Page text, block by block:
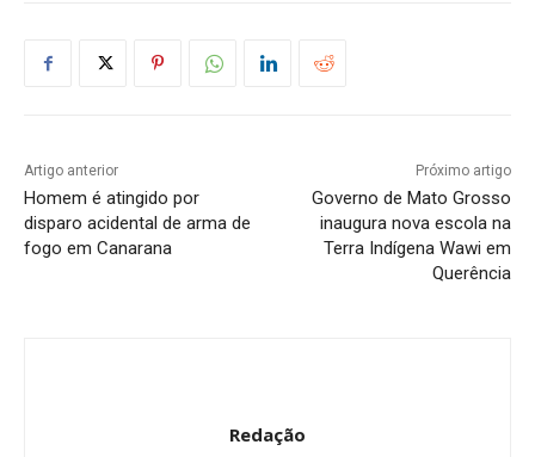
Artigo anterior
Homem é atingido por
disparo acidental de arma de
fogo em Canarana
Próximo artigo
Governo de Mato Grosso
inaugura nova escola na
Terra Indígena Wawi em
Querência
Redação